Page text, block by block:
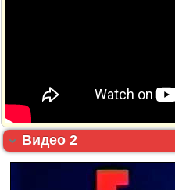
Видео 2